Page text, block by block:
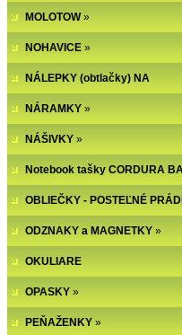
MOLOTOW»
NOHAVICE »
NÁLEPKY (obtlačky) NA
NECHTY
NÁRAMKY »
NÁŠIVKY »
Notebook tašky CORDURA
OBLIEČKY - POSTEĽNÉ
ODZNAKY a MAGNETKY »
OKULIARE
OPASKY »
PEŇAŽENKY »